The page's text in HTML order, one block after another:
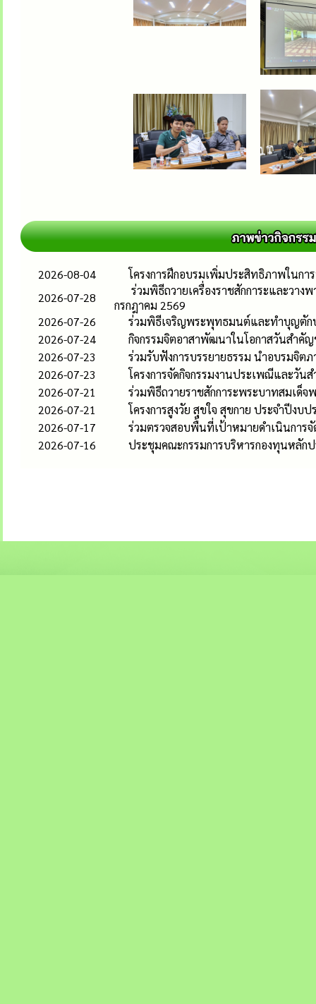
2026-08-04
โครงการฝึกอบรมเพิ่มประสิทธิภาพในก
2026-07-28
ร่วมพิธีถวายเครื่องราชสักการะและวา
กรกฎาคม 2569
2026-07-26
ร่วมพิธีเจริญพระพุทธมนต์และทำบุญตักบ
2026-07-24
กิจกรรมจิตอาสาพัฒนาในโอกาสวันสำคั
2026-07-23
ร่วมรับฟังการบรรยายธรรม นำอบรมจิต
2026-07-23
โครงการจัดกิจกรรมงานประเพณีและวั
2026-07-21
ร่วมพิธีถวายราชสักการะพระบาทสมเด็จ
2026-07-21
โครงการสูงวัย สุขใจ สุขกาย ประจำปีง
2026-07-17
ร่วมตรวจสอบพื้นที่เป้าหมายดำเนินการ
2026-07-16
ประชุมคณะกรรมการบริหารกองทุนหลัก